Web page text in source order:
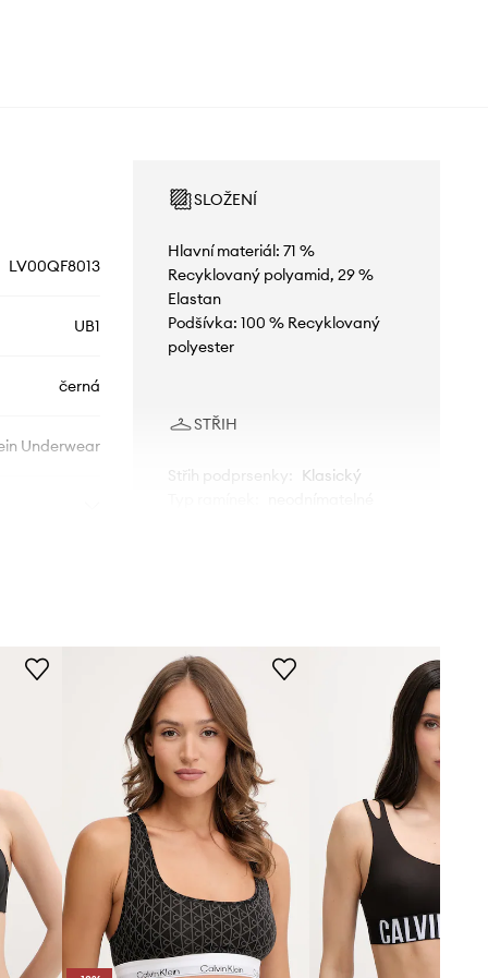
LV00QF8013
UB1
černá
Underwear
SLOŽENÍ
Hlavní materiál: 71 %
Recyklovaný polyamid, 29 %
Elastan
Podšívka: 100 % Recyklovaný
polyester
STŘIH
Střih podprsenky
Klasický
Modelka na fotografii je 180 cm
vysoká a má na sobě velikost
75B
Tabulka velikosti
TECHNICKÉ ÚDAJE
Zpevnění košíčků:
lehká výztuž,
Vyztužené